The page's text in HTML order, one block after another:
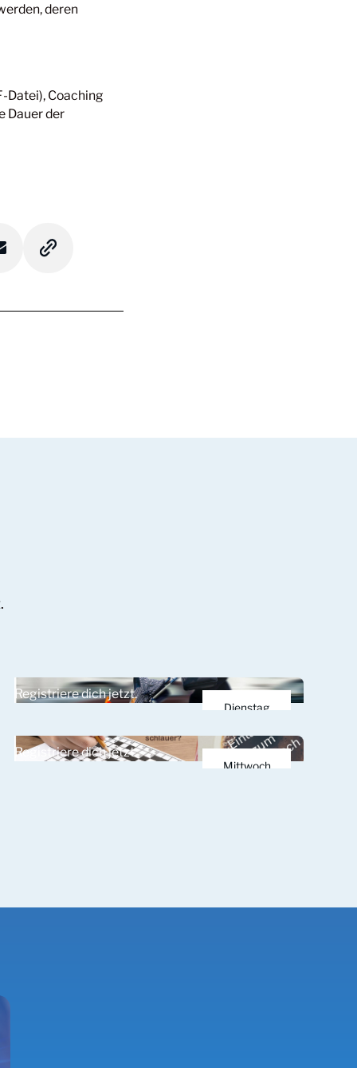
deren
Datei), Coaching
Dauer der
Dienstag
24.
März 2026
Registriere dich jetzt.
Mittwoch
Registriere dich jetzt.